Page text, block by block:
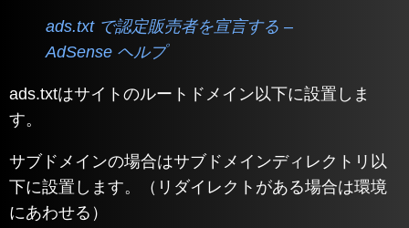
ads.txt で認定販売者を宣言する –
AdSense ヘルプ
ads.txtはサイトのルートドメイン以下に設置しま
す。
サブドメインの場合はサブドメインディレクトリ以
下に設置します。（リダイレクトがある場合は環境
にあわせる）